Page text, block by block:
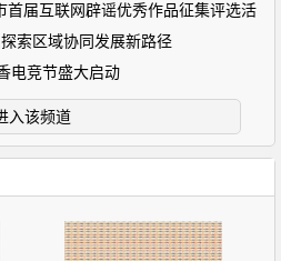
届互联网辟谣优秀作品征集评选活
索区域协同发展新路径
电竞节盛大启动
入该频道